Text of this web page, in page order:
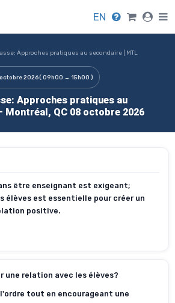
EN
Approches pratiques au secondaire | MTL
2026( 09h00 → 15h00 )
Approches pratiques au
Montréal, QC 08 octobre 2026
être enseignant est exigeant;
élèves est essentielle pour créer un
positive.
une relation avec les élèves?
tout en encourageant une